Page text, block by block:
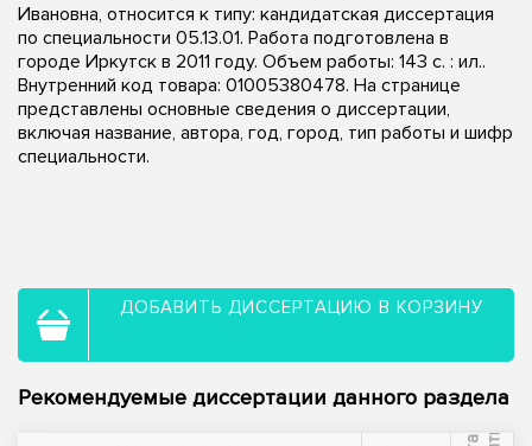
Ивановна, относится к типу: кандидатская диссертация
по специальности 05.13.01. Работа подготовлена в
городе Иркутск в 2011 году. Объем работы: 143 с. : ил..
Внутренний код товара: 01005380478. На странице
представлены основные сведения о диссертации,
включая название, автора, год, город, тип работы и шифр
специальности.
ДОБАВИТЬ ДИССЕРТАЦИЮ В КОРЗИНУ
Рекомендуемые диссертации данного раздела